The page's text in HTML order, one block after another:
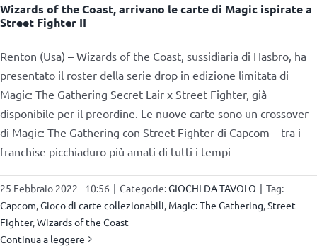
Wizards of the Coast, arrivano le carte di Magic ispirate a
Street Fighter II
Renton (Usa) – Wizards of the Coast, sussidiaria di Hasbro, ha
presentato il roster della serie drop in edizione limitata di
Magic: The Gathering Secret Lair x Street Fighter, già
disponibile per il preordine. Le nuove carte sono un crossover
di Magic: The Gathering con Street Fighter di Capcom – tra i
franchise picchiaduro più amati di tutti i tempi
25 Febbraio 2022 - 10:56 | Categorie:GIOCHI DA TAVOLO | Tag:
Capcom,Gioco di carte collezionabili, Magic: The Gathering,Street
Fighter,Wizards of the Coast
Continua a leggere